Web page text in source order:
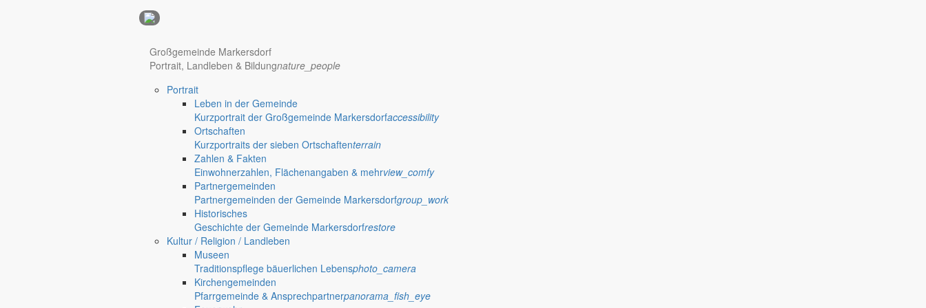
Hotel Nürnberg
Regional werben auf markersdorf.de! anzeigen@gemeinde-markersdorf.de
Großgemeinde Markersdorf
Portrait, Landleben & Bildungnature_people
Portrait
Leben in der Gemeinde
Kurzportrait der Großgemeinde Markersdorfaccessibility
Ortschaften
Kurzportraits der sieben Ortschaftenterrain
Zahlen & Fakten
Einwohnerzahlen, Flächenangaben & mehrview_comfy
Partnergemeinden
Partnergemeinden der Gemeinde Markersdorfgroup_work
Historisches
Geschichte der Gemeinde Markersdorfrestore
Kultur / Religion / Landleben
Museen
Traditionspflege bäuerlichen Lebensphoto_camera
Kirchengemeinden
Pfarrgemeinde & Ansprechpartnerpanorama_fish_eye
Deutsch-Paulsdorf
Jauernick-Buschbach